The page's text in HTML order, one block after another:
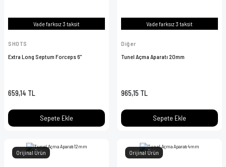
Vade farksız 3 taksit
SHOTS
Extra Long Septum Forceps 6''
659,14 TL
Sepete Ekle
Vade farksız 3 taksit
Diğer
Tunel Açma Aparatı 20mm
965,15 TL
Sepete Ekle
Orijinal Ürün Orijinal Ürün